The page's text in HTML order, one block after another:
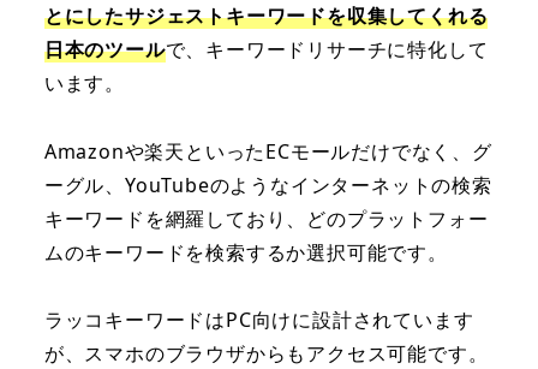
とにしたサジェストキーワードを収集してくれる
日本のツールで、キーワードリサーチに特化して
います。
Amazonや楽天といったECモールだけでなく、グ
ーグル、YouTubeのようなインターネットの検索
キーワードを網羅しており、どのプラットフォー
ムのキーワードを検索するか選択可能です。
ラッコキーワードはPC向けに設計されています
が、スマホのブラウザからもアクセス可能です。